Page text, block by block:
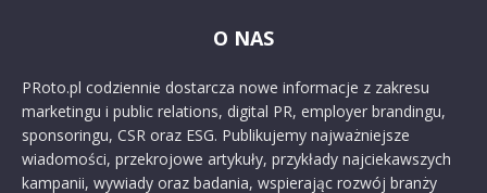
O NAS
PRoto.pl codziennie dostarcza nowe informacje z zakresu
marketingu i public relations, digital PR, employer brandingu,
sponsoringu, CSR oraz ESG. Publikujemy najważniejsze
wiadomości, przekrojowe artykuły, przykłady najciekawszych
kampanii, wywiady oraz badania, wspierając rozwój branży